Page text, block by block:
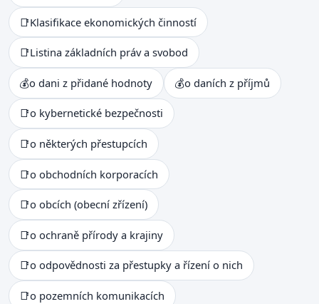
📑Klasifikace ekonomických činností
📑Listina základních práv a svobod
💰o dani z přidané hodnoty 💰o daních z příjmů
📑o kybernetické bezpečnosti
📑o některých přestupcích
📑o obchodních korporacích
📑o obcích (obecní zřízení)
📑o ochraně přírody a krajiny
📑o odpovědnosti za přestupky a řízení o nich
📑o pozemních komunikacích